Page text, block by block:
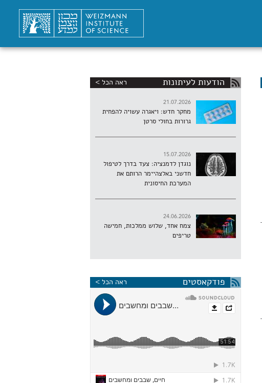
הודעות לעיתונות ראה הכל >
21.07.2026
מחקר חדש: ויאגרה עשויה להפחית
גרורות בחולי סרטן
15.07.2026
נוגדן לדמנציה: צעד בדרך לטיפול
חדשני באלצהיימר הרותם את
המערכת החיסונית
24.06.2026
צמח אחד, שלוש ממלכות, חמישה
טריפים
פודקאסטים ראה הכל >